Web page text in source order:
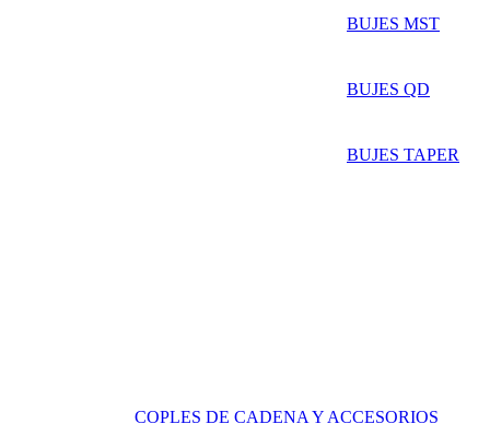
BUJES MST
BUJES QD
BUJES TAPER
COPLES DE CADENA Y ACCESORIOS